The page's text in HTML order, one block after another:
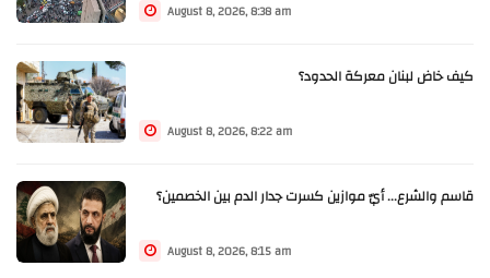
August 8, 2026, 8:38 am
كيف خاض لبنان معركة الحدود؟
August 8, 2026, 8:22 am
قاسم والشرع... أيّ موازين كسرت جدار الدم بين الخصمين؟
August 8, 2026, 8:15 am